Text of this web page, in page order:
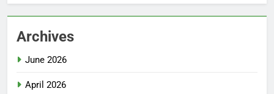
Archives
June 2026
April 2026